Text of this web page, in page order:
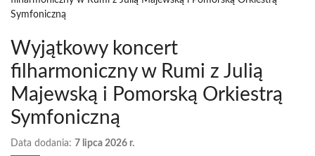
Symfoniczną
Wyjątkowy koncert
filharmoniczny w Rumi z Julią
Majewską i Pomorską Orkiestrą
Symfoniczną
Data dodania: 7 lipca 2026 r.